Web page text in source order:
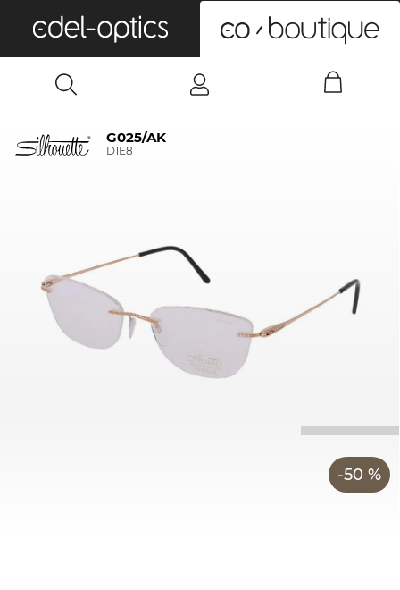
G025/AK
D1E8
-50 %